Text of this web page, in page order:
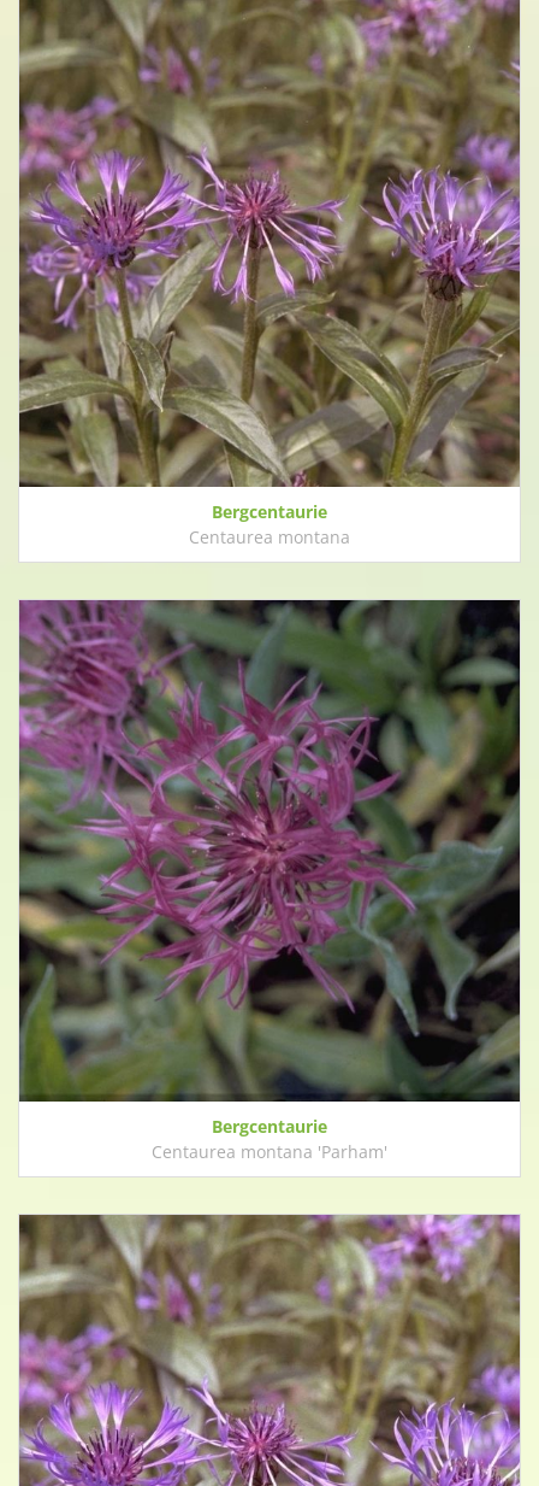
Bergcentaurie
Centaurea montana
Bergcentaurie
Centaurea montana 'Parham'